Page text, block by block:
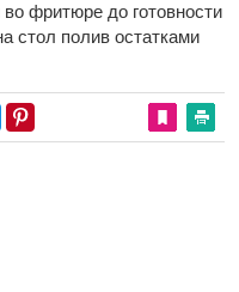
фритюре до готовности
стол полив остатками